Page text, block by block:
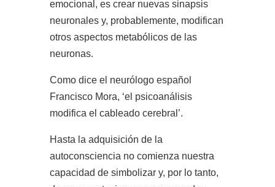
emocional, es crear nuevas sinapsis
neuronales y, probablemente, modifican
otros aspectos metabólicos de las
neuronas.
Como dice el neurólogo español
Francisco Mora, ‘el psicoanálisis
modifica el cableado cerebral’.
Hasta la adquisición de la
autoconsciencia no comienza nuestra
capacidad de simbolizar y, por lo tanto,